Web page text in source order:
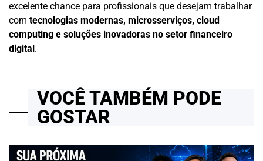
excelente chance para profissionais que desejam trabalhar
com tecnologias modernas, microsserviços, cloud
computing e soluções inovadoras no setor financeiro
digital.
VOCÊ TAMBÉM PODE
GOSTAR